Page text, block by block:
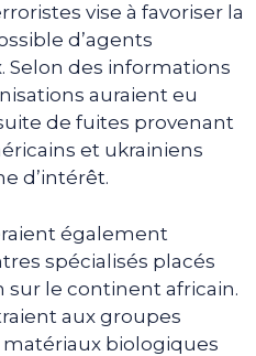
vise à favoriser la
d’agents
Selon des informations
auraient eu
de fuites provenant
et ukrainiens
d’intérêt.
également
spécialisés placés
sur le continent africain.
aux groupes
matériaux biologiques